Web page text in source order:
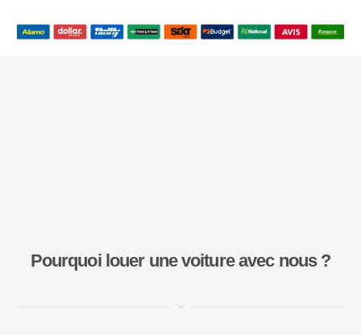
Pourquoi louer une voiture avec nous ?